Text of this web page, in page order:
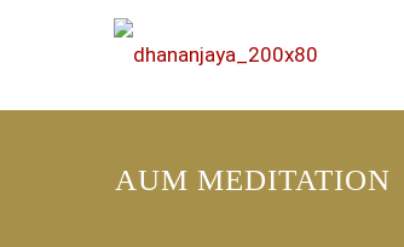
AUM MEDITATION